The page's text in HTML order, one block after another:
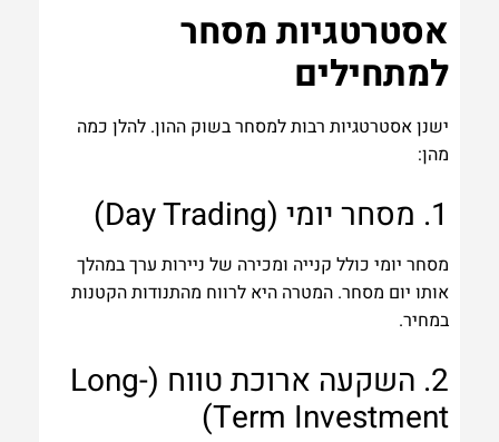
אסטרטגיות מסחר
למתחילים
ישנן אסטרטגיות רבות למסחר בשוק ההון. להלן כמה
מהן:
1. מסחר יומי (Day Trading)
מסחר יומי כולל קנייה ומכירה של ניירות ערך במהלך
אותו יום מסחר. המטרה היא לרווח מהתנודות הקטנות
במחיר.
2. השקעה ארוכת טווח (Long-
Term Investment)